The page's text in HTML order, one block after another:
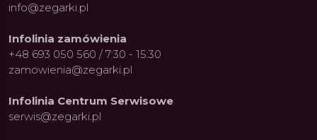
info@zegarki.pl
Infolinia zamówienia
+48 693 050 560 / 7:30 - 15:30
zamowienia@zegarki.pl
Infolinia Centrum Serwisowe
serwis@zegarki.pl